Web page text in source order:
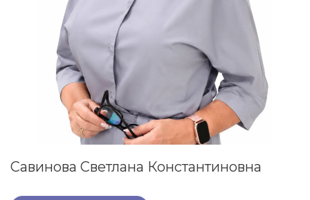
Савинова Светлана Константиновна